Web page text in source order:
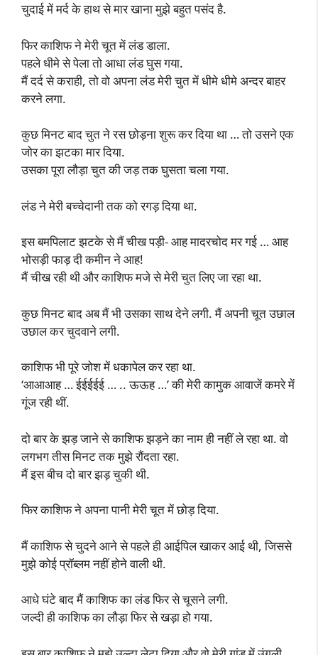
चुदाई में मर्द के हाथ से मार खाना मुझे बहुत पसंद है.
फिर काशिफ ने मेरी चूत में लंड डाला.
पहले धीमे से पेला तो आधा लंड घुस गया.
मैं दर्द से कराही, तो वो अपना लंड मेरी चुत में धीमे धीमे अन्दर बाहर
करने लगा.
कुछ मिनट बाद चुत ने रस छोड़ना शुरू कर दिया था … तो उसने एक
जोर का झटका मार दिया.
उसका पूरा लौड़ा चुत की जड़ तक घुसता चला गया.
लंड ने मेरी बच्चेदानी तक को रगड़ दिया था.
इस बमपिलाट झटके से मैं चीख पड़ी- आह मादरचोद मर गई … आह
भोसड़ी फाड़ दी कमीन ने आह!
मैं चीख रही थी और काशिफ मजे से मेरी चुत लिए जा रहा था.
कुछ मिनट बाद अब मैं भी उसका साथ देने लगी. मैं अपनी चूत उछाल
उछाल कर चुदवाने लगी.
काशिफ भी पूरे जोश में धकापेल कर रहा था.
‘आआआह … ईईईईई … .. ऊऊह …’ की मेरी कामुक आवाजें कमरे में
गूंज रही थीं.
दो बार के झड़ जाने से काशिफ झड़ने का नाम ही नहीं ले रहा था. वो
लगभग तीस मिनट तक मुझे रौंदता रहा.
मैं इस बीच दो बार झड़ चुकी थी.
फिर काशिफ ने अपना पानी मेरी चूत में छोड़ दिया.
मैं काशिफ से चुदने आने से पहले ही आईपिल खाकर आई थी, जिससे
मुझे कोई प्रॉब्लम नहीं होने वाली थी.
आधे घंटे बाद मैं काशिफ का लंड फिर से चूसने लगी.
जल्दी ही काशिफ का लौड़ा फिर से खड़ा हो गया.